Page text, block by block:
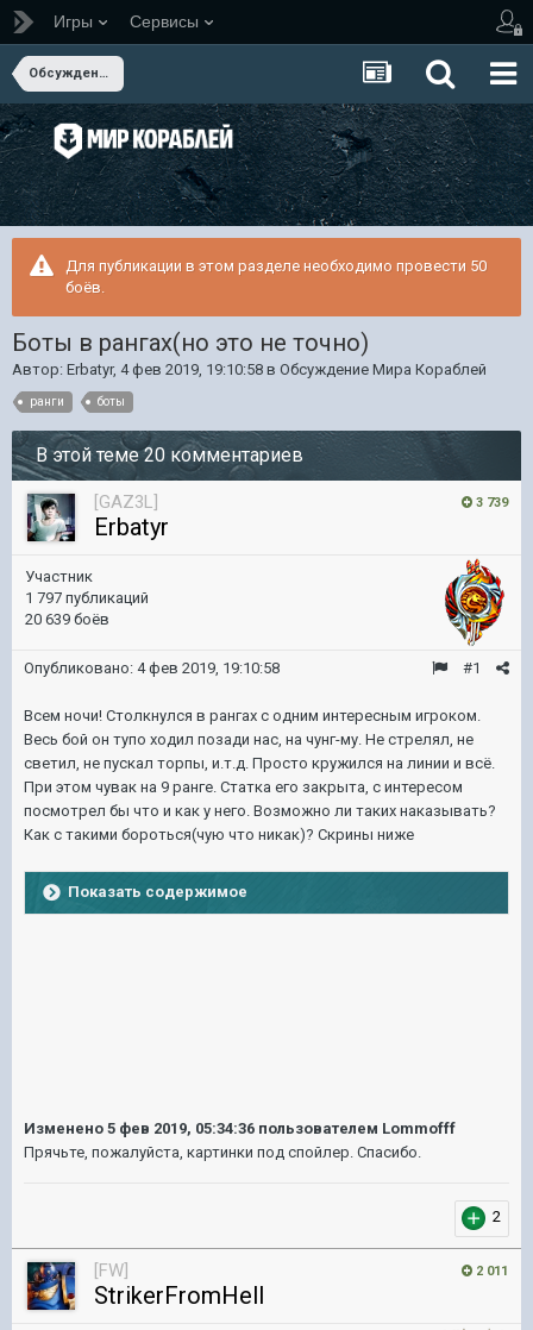
Игры Сервисы
Обсуждение Мира Кораблей
Для публикации в этом разделе необходимо провести 50
боёв.
Боты в рангах(но это не точно)
Автор: Erbatyr, 4 фев 2019, 19:10:58 в Обсуждение Мира Кораблей
ранги боты
В этой теме 20 комментариев
3 739
[GAZ3L]
Erbatyr
Участник
1 797 публикаций
20 639 боёв
#1
Опубликовано: 4 фев 2019, 19:10:58
Всем ночи! Столкнулся в рангах с одним интересным игроком.
Весь бой он тупо ходил позади нас, на чунг-му. Не стрелял, не
светил, не пускал торпы, и.т.д. Просто кружился на линии и всё.
При этом чувак на 9 ранге. Статка его закрыта, с интересом
посмотрел бы что и как у него. Возможно ли таких наказывать?
Как с такими бороться(чую что никак)? Скрины ниже
Показать содержимое
Изменено 5 фев 2019, 05:34:36 пользователем Lommofff
Прячьте, пожалуйста, картинки под спойлер. Спасибо.
2
2 011
[FW]
StrikerFromHell